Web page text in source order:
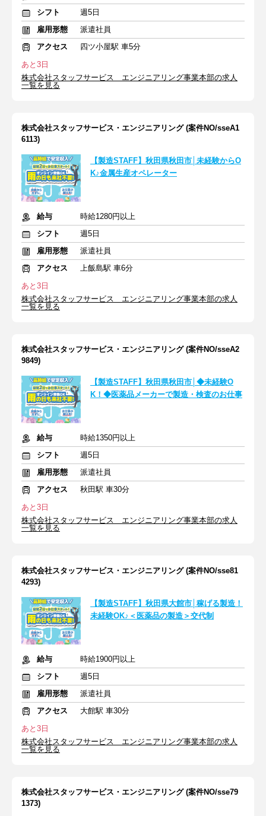
シフト
週5日
雇用形態
派遣社員
アクセス
四ツ小屋駅 車5分
あと3日
株式会社スタッフサービス エンジニアリング事業本部の求人
一覧を見る
株式会社スタッフサービス・エンジニアリング (案件NO/sseA1
6113)
【製造STAFF】秋田県秋田市│未経験からO
K♪金属生産オペレーター
給与
時給1280円以上
シフト
週5日
雇用形態
派遣社員
アクセス
上飯島駅 車6分
あと3日
株式会社スタッフサービス エンジニアリング事業本部の求人
一覧を見る
株式会社スタッフサービス・エンジニアリング (案件NO/sseA2
9849)
【製造STAFF】秋田県秋田市│◆未経験O
K！◆医薬品メーカーで製造・検査のお仕事
給与
時給1350円以上
シフト
週5日
雇用形態
派遣社員
アクセス
秋田駅 車30分
あと3日
株式会社スタッフサービス エンジニアリング事業本部の求人
一覧を見る
株式会社スタッフサービス・エンジニアリング (案件NO/sse81
4293)
【製造STAFF】秋田県大館市│稼げる製造！
未経験OK♪＜医薬品の製造＞交代制
給与
時給1900円以上
シフト
週5日
雇用形態
派遣社員
アクセス
大館駅 車30分
あと3日
株式会社スタッフサービス エンジニアリング事業本部の求人
一覧を見る
株式会社スタッフサービス・エンジニアリング (案件NO/sse79
1373)